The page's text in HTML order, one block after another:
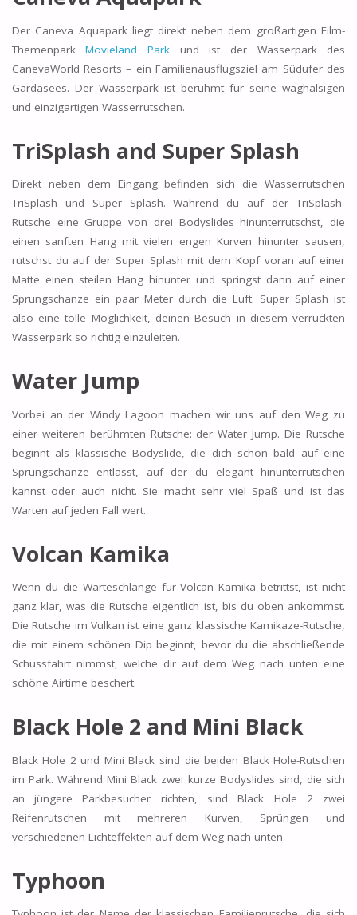
Der Caneva Aquapark liegt direkt neben dem großartigen Film-
ThemenparkMovieland Park und ist der Wasserpark des
CanevaWorld Resorts – ein Familienausflugsziel am Südufer des
Gardasees. Der Wasserpark ist berühmt für seine waghalsigen
und einzigartigen Wasserrutschen.
TriSplash and Super Splash
Direkt neben dem Eingang befinden sich die Wasserrutschen
TriSplash und Super Splash. Während du auf der TriSplash-
Rutsche eine Gruppe von drei Bodyslides hinunterrutschst, die
einen sanften Hang mit vielen engen Kurven hinunter sausen,
rutschst du auf der Super Splash mit dem Kopf voran auf einer
Matte einen steilen Hang hinunter und springst dann auf einer
Sprungschanze ein paar Meter durch die Luft. Super Splash ist
also eine tolle Möglichkeit, deinen Besuch in diesem verrückten
Wasserpark so richtig einzuleiten.
Water Jump
Vorbei an der Windy Lagoon machen wir uns auf den Weg zu
einer weiteren berühmten Rutsche: der Water Jump. Die Rutsche
beginnt als klassische Bodyslide, die dich schon bald auf eine
Sprungschanze entlässt, auf der du elegant hinunterrutschen
kannst oder auch nicht. Sie macht sehr viel Spaß und ist das
Warten auf jeden Fall wert.
Volcan Kamika
Wenn du die Warteschlange für Volcan Kamika betrittst, ist nicht
ganz klar, was die Rutsche eigentlich ist, bis du oben ankommst.
Die Rutsche im Vulkan ist eine ganz klassische Kamikaze-Rutsche,
die mit einem schönen Dip beginnt, bevor du die abschließende
Schussfahrt nimmst, welche dir auf dem Weg nach unten eine
schöne Airtime beschert.
Black Hole 2 and Mini Black
Black Hole 2 und Mini Black sind die beiden Black Hole-Rutschen
im Park. Während Mini Black zwei kurze Bodyslides sind, die sich
an jüngere Parkbesucher richten, sind Black Hole 2 zwei
Reifenrutschen mit mehreren Kurven, Sprüngen und
verschiedenen Lichteffekten auf dem Weg nach unten.
Typhoon